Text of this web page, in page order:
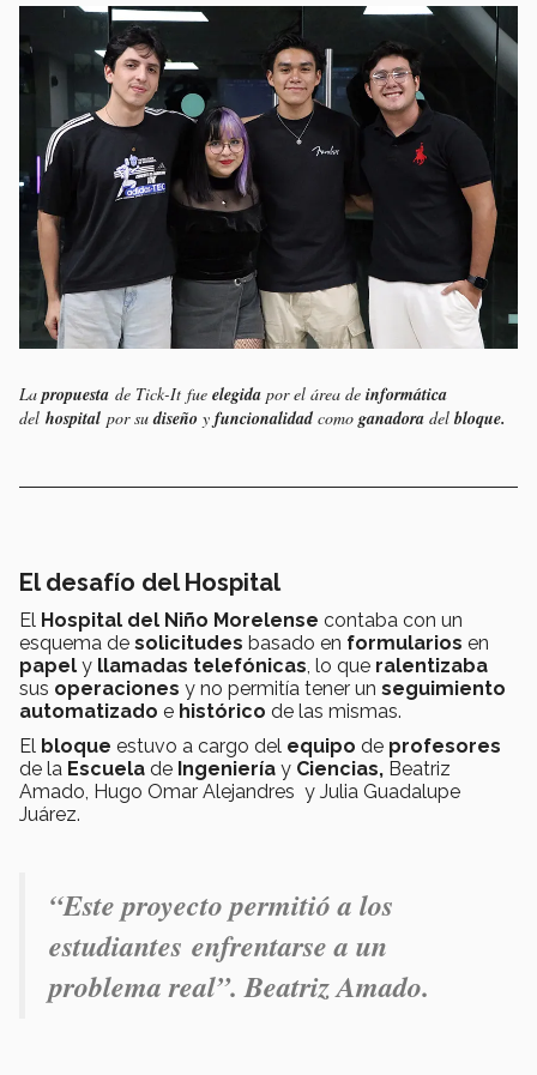
La propuesta de Tick-It fue elegida por el área de informática
del hospital por sudiseño y funcionalidad como ganadora del bloque.
El desafío del Hospital
El Hospital del Niño Morelense contaba con un
esquema de solicitudes basado en formularios en
papel y llamadas telefónicas , lo que ralentizaba
sus operaciones y no permitía tener un seguimiento
automatizado e histórico de las mismas.
El bloque estuvo a cargo del equipo de profesores
de la Escuela de Ingeniería y Ciencias, Beatriz
Amado, Hugo Omar Alejandres y Julia Guadalupe
Juárez.
“Este proyecto permitió a los
estudiantes enfrentarse a un
problema real”. Beatriz Amado.